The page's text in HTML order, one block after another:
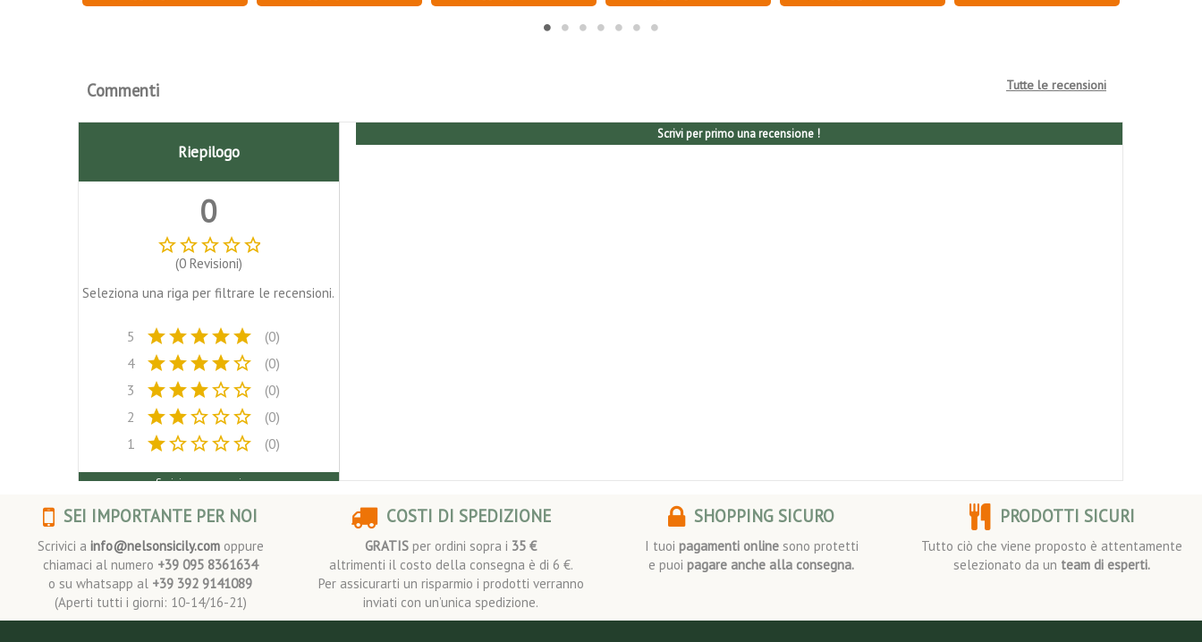
Commenti
Riepilogo
0
star_borderstar_borderstar_borderstar_borderstar_border
(0 Revisioni)
Seleziona una riga per filtrare le recensioni.
5 starstarstarstarstar
(0)
4
starstarstarstarstar_border
(0)
3
starstarstarstar_borderstar_border
(0)
2
starstarstar_borderstar_borderstar_border
(0)
1
starstar_borderstar_borderstar_borderstar_border (0)
Scrivi una recensione
Tutte le recensioni
Scrivi per primo una recensione !
SEI IMPORTANTE PER NOI
Scrivici a info@nelsonsicily.comoppure
chiamaci al numero +39 095 8361634
o su whatsapp al +39 392 9141089
(Aperti tutti i giorni: 10-14/16-21)
COSTI DI SPEDIZIONE
GRATIS per ordini sopra i 35 €
altrimenti il costo della consegna è di 6 €.
Per assicurarti un risparmio i prodotti verranno
inviati con un’unica spedizione.
SHOPPING SICURO
I tuoi pagamenti onlinesono protetti
e puoi pagare anche alla consegna.
PRODOTTI SICURI
Tutto ciò che viene proposto è attentamente
selezionato da un team di esperti.